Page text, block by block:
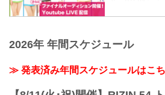
いたまスーパ
Yogibo
RIZINガール
Twitter：
去年に引き続き
FIGHTING
す。
2026年 年間スケジュール
≫ 発表済み年間スケジュールはこ